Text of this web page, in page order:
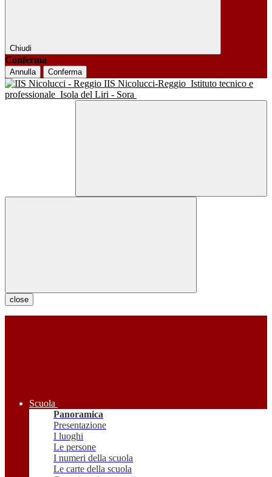
Chiudi
Conferma
Annulla Conferma
IIS Nicolucci-Reggio Istituto tecnico e
professionale Isola del Liri - Sora
close
Scuola
Panoramica
Presentazione
I luoghi
Le persone
I numeri della scuola
Le carte della scuola